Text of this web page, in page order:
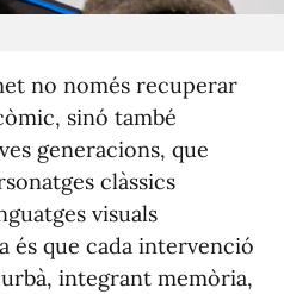
no només recuperar
sinó també
generacions, que
clàssics
visuals
és que cada intervenció
integrant memòria,